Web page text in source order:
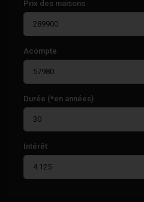
Prix des maisons
Acompte
Durée (*en années)
Intérêt